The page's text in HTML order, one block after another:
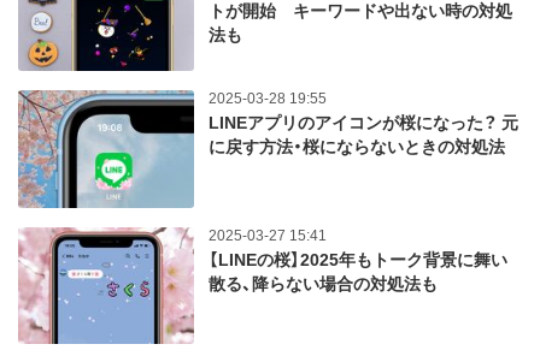
トが開始 キーワードや出ない時の対処
法も
2025-03-28 19:55
LINEアプリのアイコンが桜になった？ 元
に戻す方法・桜にならないときの対処法
2025-03-27 15:41
【LINEの桜】2025年もトーク背景に舞い
散る、降らない場合の対処法も